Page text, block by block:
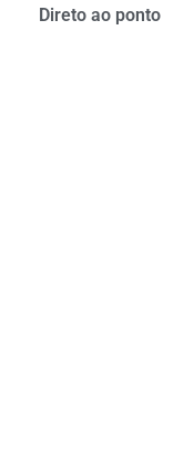
Direto ao ponto